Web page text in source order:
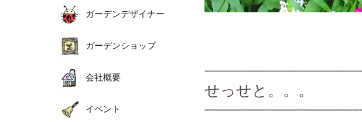
ガーデンデザイナー
ガーデンショップ
会社概要
イベント
せっせと。。。